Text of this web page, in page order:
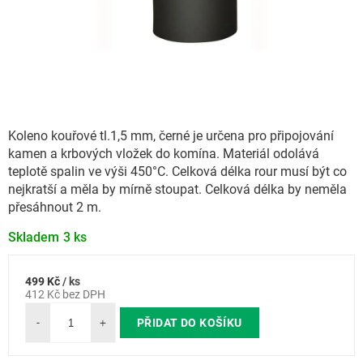
Skladem 3 ks
Koleno kouřové tl.1,5 mm, černé je určena pro připojování
kamen a krbových vložek do komína. Materiál odolává
teplotě spalin ve výši 450°C. Celková délka rour musí být co
nejkratší a měla by mírně stoupat. Celková délka by neměla
přesáhnout 2 m.
499 Kč/ ks
412 Kč bez DPH
Měrná
PŘIDAT DO KOŠÍKU